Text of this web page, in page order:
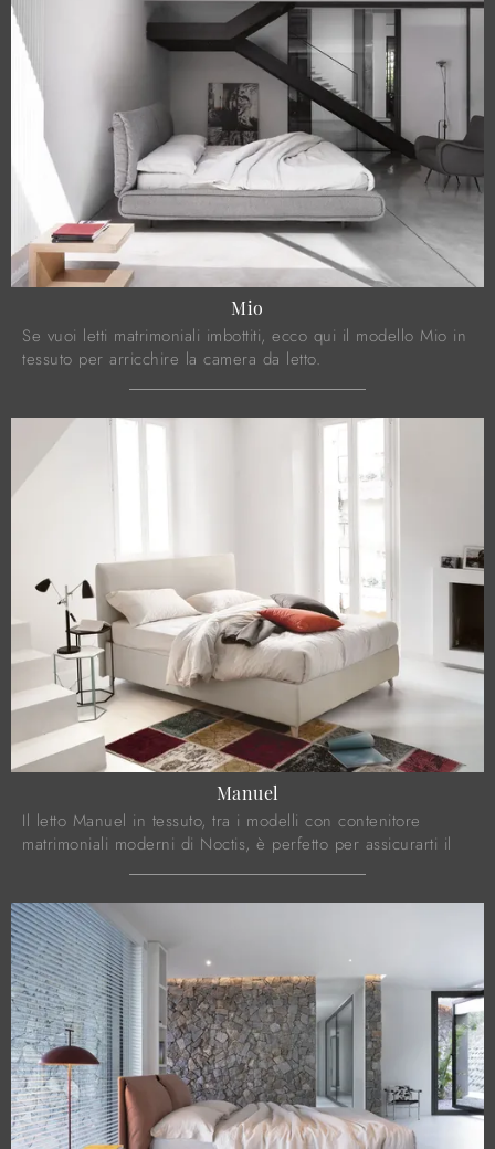
Mio
Se vuoi letti matrimoniali imbottiti, ecco qui il modello Mio in
tessuto per arricchire la camera da letto.
Manuel
Il letto Manuel in tessuto, tra i modelli con contenitore
matrimoniali moderni di Noctis, è perfetto per assicurarti il